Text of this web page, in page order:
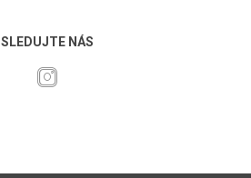
SLEDUJTE NÁS